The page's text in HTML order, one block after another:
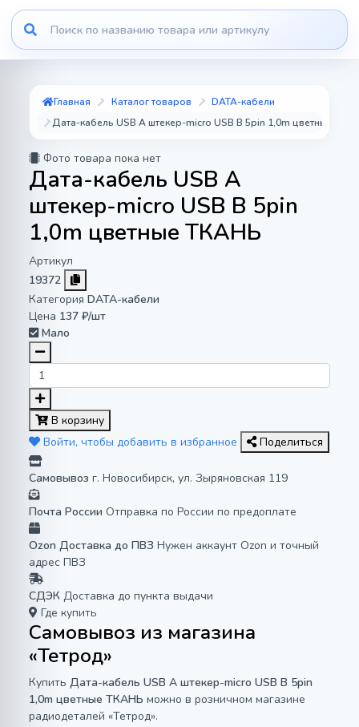
Главная Каталог товаров
DATA-кабели
Дата-кабель USB A штекер-micro USB B 5pin 1,0m цветные
Фото товара пока нет
Дата-кабель USB A
штекер-micro USB B 5pin
1,0m цветные ТКАНЬ
Артикул
19372
Категория DATA-кабели
Цена 137 ₽/шт
Мало
В корзину
Войти, чтобы добавить в избранное
Поделиться
Самовывоз г. Новосибирск, ул. Зыряновская 119
Почта России Отправка по России по предоплате
Ozon Доставка до ПВЗ Нужен аккаунт Ozon и точный
адрес ПВЗ
СДЭК Доставка до пункта выдачи
Где купить
Самовывоз из магазина
«Тетрод»
Купить Дата-кабель USB A штекер-micro USB B 5pin
1,0m цветные ТКАНЬ можно в розничном магазине
радиодеталей «Тетрод».